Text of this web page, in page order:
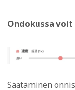
Ondokussa
Säätäminen